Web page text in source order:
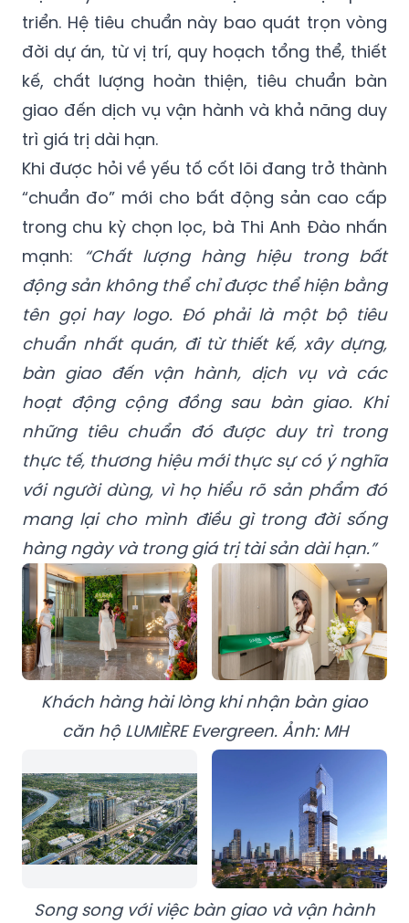
triển. Hệ tiêu chuẩn này bao quát trọn vòng
đời dự án, từ vị trí, quy hoạch tổng thể, thiết
kế, chất lượng hoàn thiện, tiêu chuẩn bàn
giao đến dịch vụ vận hành và khả năng duy
trì giá trị dài hạn.
Khi được hỏi về yếu tố cốt lõi đang trở thành
“chuẩn đo” mới cho bất động sản cao cấp
trong chu kỳ chọn lọc, bà Thi Anh Đào nhấn
mạnh:
“Chất lượng hàng hiệu trong bất
động sản không thể chỉ được thể hiện bằng
tên gọi hay logo. Đó phải là một bộ tiêu
chuẩn nhất quán, đi từ thiết kế, xây dựng,
bàn giao đến vận hành, dịch vụ và các
hoạt động cộng đồng sau bàn giao. Khi
những tiêu chuẩn đó được duy trì trong
thực tế, thương hiệu mới thực sự có ý nghĩa
với người dùng, vì họ hiểu rõ sản phẩm đó
mang lại cho mình điều gì trong đời sống
hàng ngày và trong giá trị tài sản dài hạn.”
Khách hàng hài lòng khi nhận bàn giao
căn hộ LUMIÈRE Evergreen. Ảnh: MH
Song song với việc bàn giao và vận hành